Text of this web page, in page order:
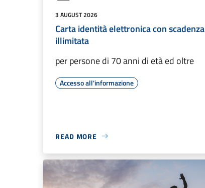
3 AUGUST 2026
Carta identità elettronica con scadenza
illimitata
per persone di 70 anni di età ed oltre
Accesso all'informazione
READ MORE